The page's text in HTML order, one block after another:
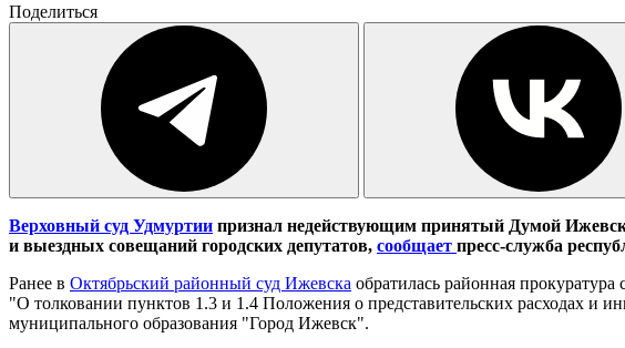
Поделиться
Верховный суд Удмуртии признал недействующим принятый Думой
и выездных совещаний городских депутатов, сообщает пресс-служба
Ранее в Октябрьский районный суд Ижевска обратилась районная
"О толковании пунктов 1.3 и 1.4 Положения о представительских расходах и
муниципального образования "Город Ижевск".